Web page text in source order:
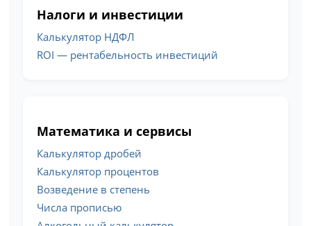
Налоги и инвестиции
Калькулятор НДФЛ
ROI — рентабельность инвестиций
Математика и сервисы
Калькулятор дробей
Калькулятор процентов
Возведение в степень
Числа прописью